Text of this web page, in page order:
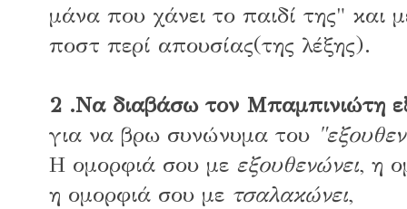
μάνα που χάνει το παιδί της" και
ποστ περί απουσίας(της λέξης).
2 .Να διαβάσω τον Μπαμπινιώτη
για να βρω συνώνυμα του
Η ομορφιά σου με εξουθενώνει, η
η ομορφιά σου με τσαλακώνει,